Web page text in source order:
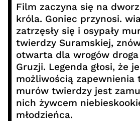
Film zaczyna się na
króla. Goniec przynosi.
zatrzęsły się i osypały
twierdzy Suramskiej,
otwarta dla wrogów
Gruzji. Legenda głosi, że
możliwością zapewnienia
murów twierdzy jest
nich żywcem
młodzieńca.